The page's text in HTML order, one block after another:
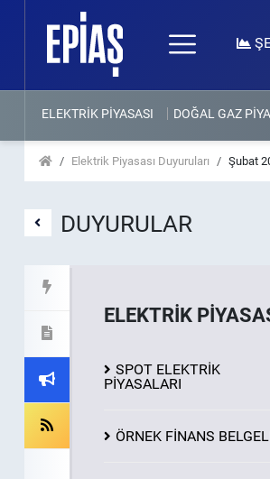
ELEKTRİK PİYASASI DOĞAL GAZ
Elektrik Piyasası Duyuruları Şubat
DUYURULAR
ELEKTRİK
SPOT ELEKTRİK
PİYASALARI
ÖRNEK FİNANS